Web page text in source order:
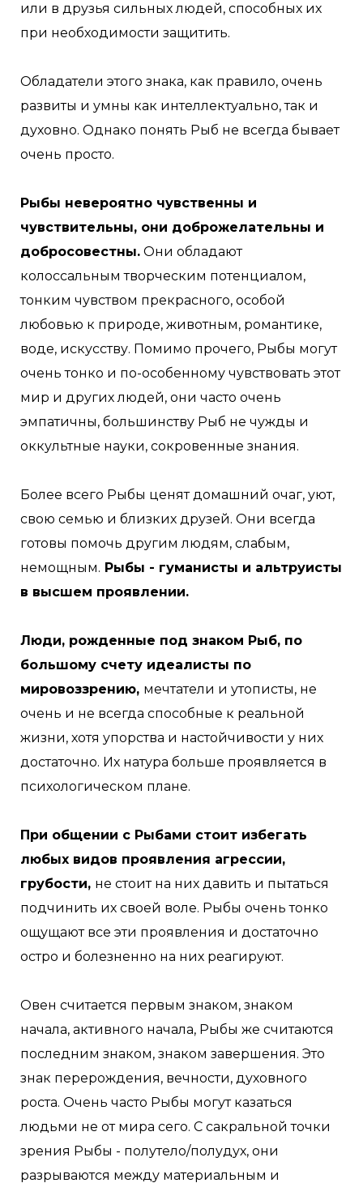
или в друзья сильных людей, способных их
при необходимости защитить.
Обладатели этого знака, как правило, очень
развиты и умны как интеллектуально, так и
духовно. Однако понять Рыб не всегда бывает
очень просто.
Рыбы невероятно чувственны и
чувствительны, они доброжелательны и
добросовестны. Они обладают
колоссальным творческим потенциалом,
тонким чувством прекрасного, особой
любовью к природе, животным, романтике,
воде, искусству. Помимо прочего, Рыбы могут
очень тонко и по-особенному чувствовать этот
мир и других людей, они часто очень
эмпатичны, большинству Рыб не чужды и
оккультные науки, сокровенные знания.
Более всего Рыбы ценят домашний очаг, уют,
свою семью и близких друзей. Они всегда
готовы помочь другим людям, слабым,
немощным. Рыбы - гуманисты и альтруисты
в высшем проявлении.
Люди, рожденные под знаком Рыб, по
большому счету идеалисты по
мировоззрению, мечтатели и утописты, не
очень и не всегда способные к реальной
жизни, хотя упорства и настойчивости у них
достаточно. Их натура больше проявляется в
психологическом плане.
При общении с Рыбами стоит избегать
любых видов проявления агрессии,
грубости, не стоит на них давить и пытаться
подчинить их своей воле. Рыбы очень тонко
ощущают все эти проявления и достаточно
остро и болезненно на них реагируют.
Овен считается первым знаком, знаком
начала, активного начала, Рыбы же считаются
последним знаком, знаком завершения. Это
знак перерождения, вечности, духовного
роста. Очень часто Рыбы могут казаться
людьми не от мира сего. С сакральной точки
зрения Рыбы - полутело/полудух, они
разрываются между материальным и